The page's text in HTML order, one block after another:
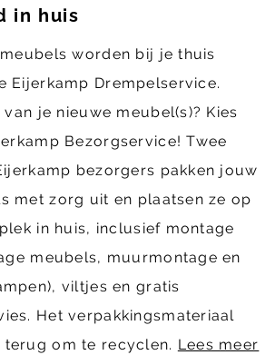
in huis
worden bij je thuis
Eijerkamp Drempelservice.
je nieuwe meubel(s)? Kies
Bezorgservice! Twee
bezorgers pakken jouw
met zorg uit en plaatsen ze op
in huis, inclusief montage
meubels, muurmontage en
viltjes en gratis
Het verpakkingsmateriaal
terug om te recyclen. Lees meer